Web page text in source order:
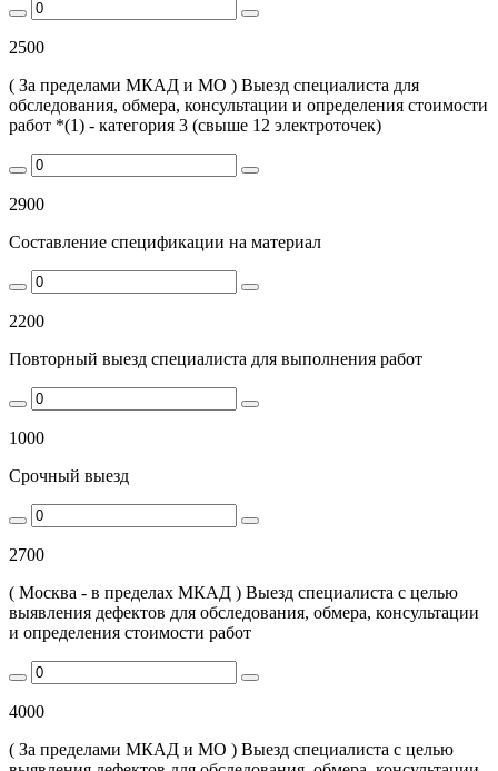
2500
( За пределами МКАД и МО ) Выезд специалиста для
обследования, обмера, консультации и определения стоимости
работ *(1) - категория 3 (свыше 12 электроточек)
2900
Составление спецификации на материал
2200
Повторный выезд специалиста для выполнения работ
1000
Срочный выезд
2700
( Москва - в пределах МКАД ) Выезд специалиста с целью
выявления дефектов для обследования, обмера, консультации
и определения стоимости работ
4000
( За пределами МКАД и МО ) Выезд специалиста с целью